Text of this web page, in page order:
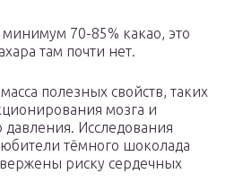
70-85% какао, это
там почти нет.
полезных свойств, таких
мозга и
Исследования
тёмного шоколада
риску сердечных